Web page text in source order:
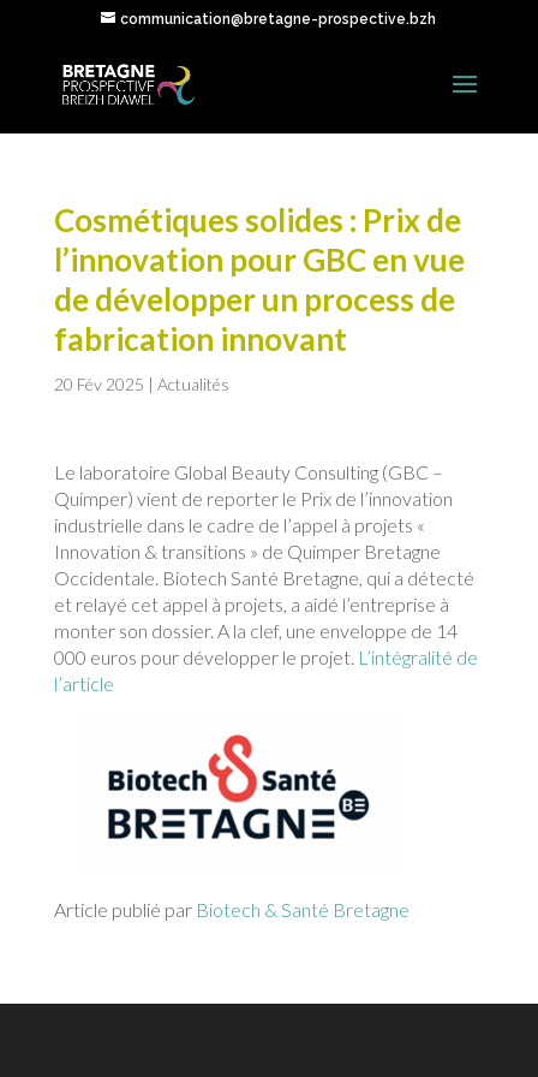
communication@bretagne-prospective.bzh
Cosmétiques solides : Prix de
l’innovation pour GBC en vue
de développer un process de
fabrication innovant
20 Fév 2025 | Actualités
Le laboratoire Global Beauty Consulting (GBC –
Quimper) vient de reporter le Prix de l’innovation
industrielle dans le cadre de l’appel à projets «
Innovation & transitions » de Quimper Bretagne
Occidentale. Biotech Santé Bretagne, qui a détecté
et relayé cet appel à projets, a aidé l’entreprise à
monter son dossier. A la clef, une enveloppe de 14
000 euros pour développer le projet. L’intégralité de
l’article
Article publié par Biotech & Santé Bretagne